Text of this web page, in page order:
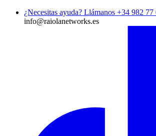
¿Necesitas ayuda? Llámanos +34 982 77
info@raiolanetworks.es